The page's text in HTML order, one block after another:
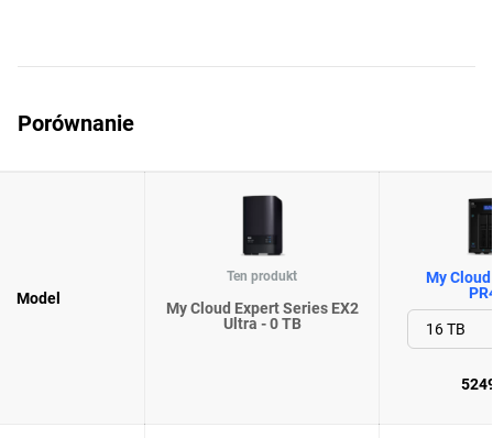
Porównanie
Model
Ten produkt
My Cloud Expert Series EX2
Ultra - 0 TB
My